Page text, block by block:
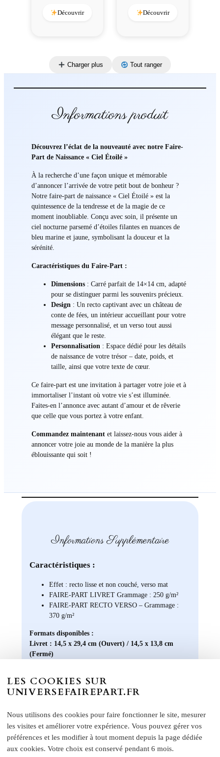
Découvrir Découvrir
Charger plus Tout ranger
Informations produit
Découvrez l’éclat de la nouveauté avec notre Faire-
Part de Naissance « Ciel Étoilé »
À la recherche d’une façon unique et mémorable
d’annoncer l’arrivée de votre petit bout de bonheur ?
Notre faire-part de naissance « Ciel Étoilé » est la
quintessence de la tendresse et de la magie de ce
moment inoubliable. Conçu avec soin, il présente un
ciel nocturne parsemé d’étoiles filantes en nuances de
bleu marine et jaune, symbolisant la douceur et la
sérénité.
Caractéristiques du Faire-Part :
Dimensions: Carré parfait de 14×14 cm, adapté
pour se distinguer parmi les souvenirs précieux.
Design : Un recto captivant avec un château de
conte de fées, un intérieur accueillant pour votre
message personnalisé, et un verso tout aussi
élégant que le reste.
Personnalisation : Espace dédié pour les détails
de naissance de votre trésor – date, poids, et
taille, ainsi que votre texte de cœur.
Ce faire-part est une invitation à partager votre joie et à
immortaliser l’instant où votre vie s’est illuminée.
Faites-en l’annonce avec autant d’amour et de rêverie
que celle que vous portez à votre enfant.
Commandez maintenantet laissez-nous vous aider à
annoncer votre joie au monde de la manière la plus
éblouissante qui soit !
Informations Supplémentaire
Caractéristiques :
Effet : recto lisse et non couché, verso mat
FAIRE-PART LIVRET Grammage : 250 g/m²
FAIRE-PART RECTO VERSO – Grammage :
370 g/m²
Formats disponibles :
Livret : 14,5 x 29,4 cm (Ouvert) / 14,5 x 13,8 cm
(Fermé)
Format A5 portrait : 14 x 21 cm
Format A6 portrait : 10,5 x 14 cm
Etiquette bouteille: Elles ont une taille unique, pensée
pour convenir à la majorité des bouteilles : 14 x 10 cm
Rond collant
: 4 cm
Notre papier Mat Supérieur sont le choix
LES COOKIES SUR
UNIVERSEFAIREPART.FR
Nous utilisons des cookies pour faire fonctionner le site, mesurer
les visites et améliorer votre expérience. Vous pouvez gérer vos
préférences et les modifier à tout moment depuis la page dédiée
aux cookies. Votre choix est conservé pendant 6 mois.